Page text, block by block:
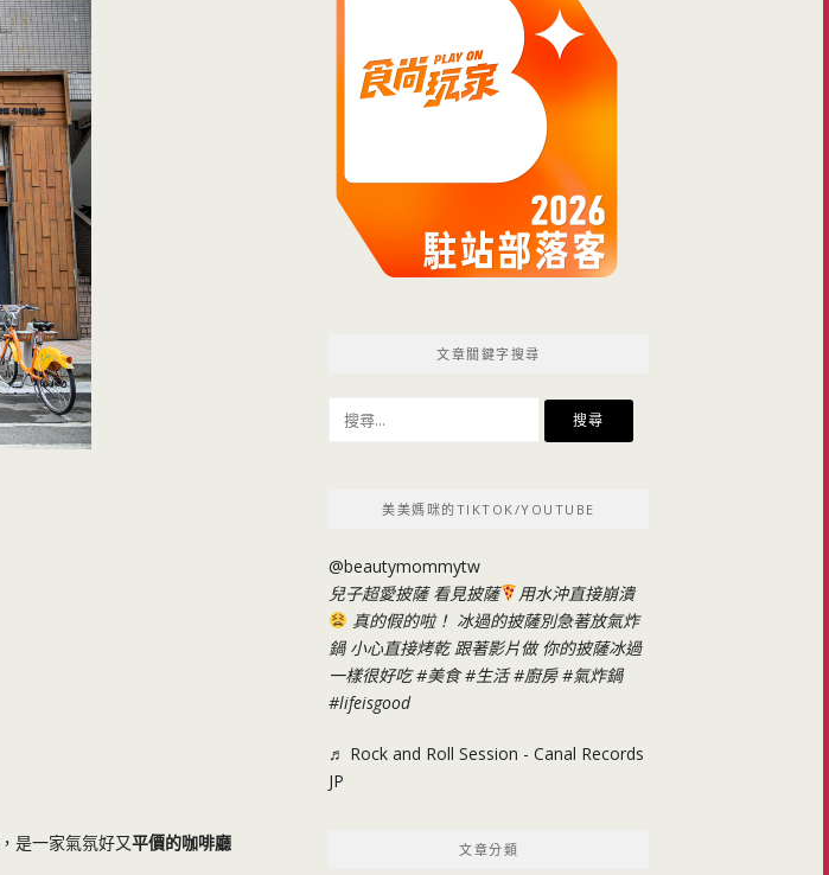
，是一家氣氛好又平價的咖啡廳
文章關鍵字搜尋
尋
美美媽咪的TIKTOK/YOUTUBE
@beautymommytw
兒子超愛披薩 看見披薩
用水沖直接崩潰
真的假的啦！ 冰過的披薩別急著放氣炸
鍋 小心直接烤乾 跟著影片做 你的披薩冰過
一樣很好吃#美食 #生活 #廚房 #氣炸鍋
#lifeisgood
♬ Rock and Roll Session - Canal Records
JP
文章分類